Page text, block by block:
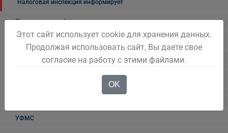
Налоговая инспекция информирует
Прокуратура информирует
УФМС
Этот сайт использует cookie для хранения данных.
Продолжая использовать сайт, Вы даете свое
согласие на работу с этими файлами.
OK